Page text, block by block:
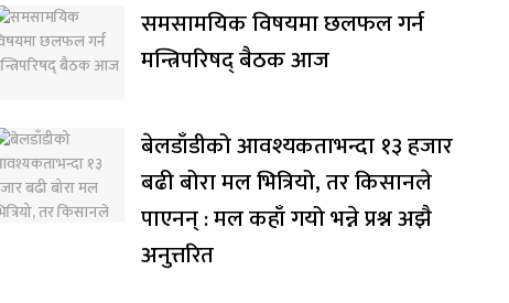
समसामयिक विषयमा छलफल गर्न
मन्त्रिपरिषद् बैठक आज
बेलडाँडीको आवश्यकताभन्दा १३ हजार
बढी बोरा मल भित्रियो, तर किसानले
पाएनन् : मल कहाँ गयो भन्ने प्रश्न अझै
अनुत्तरित